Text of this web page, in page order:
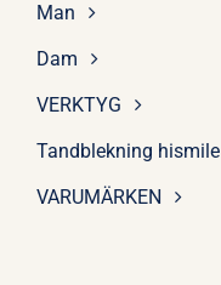
Man
Dam
VERKTYG
Tandblekning hismile
VARUMÄRKEN